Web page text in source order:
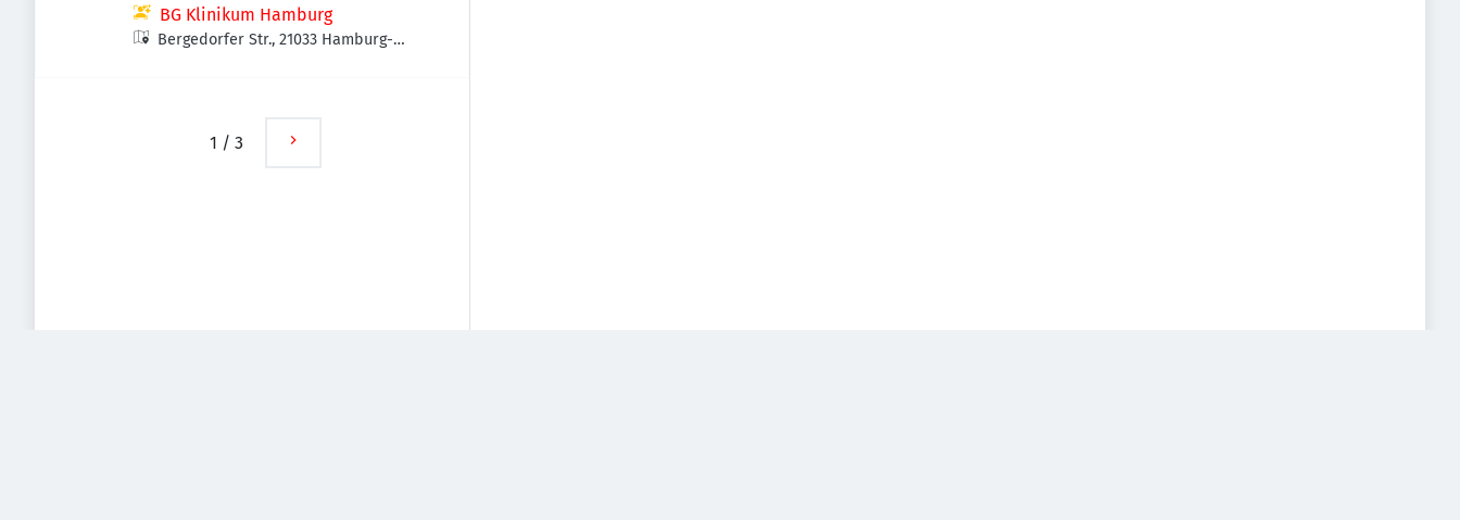
BG Klinikum Hamburg
Bergedorfer Str., 21033 Hamburg-
1 / 3